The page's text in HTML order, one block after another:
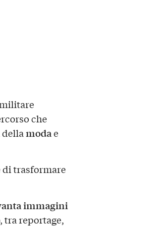
che
modae
di trasformare
immagini
tra reportage,